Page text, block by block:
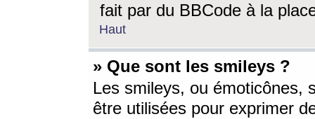
fait par du BBCode à la
Haut
» Que sont les smileys ?
Les smileys, ou émoticônes,
être utilisées pour exprimer